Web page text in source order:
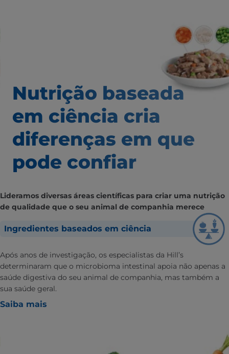
Nutrição baseada
em ciência cria
diferenças em que
pode confiar
Lideramos diversas áreas científicas para criar uma nutrição
de qualidade que o seu animal de companhia merece
Ingredientes baseados em ciência
Após anos de investigação, os especialistas da Hill’s
determinaram que o microbioma intestinal apoia não apenas a
saúde digestiva do seu animal de companhia, mas também a
sua saúde geral.
Saiba mais